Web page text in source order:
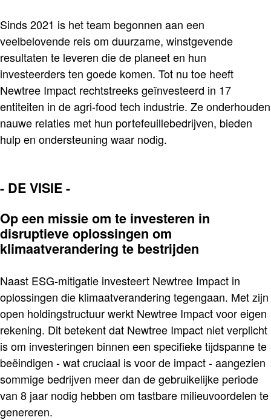
Sinds 2021 is het team begonnen aan een
veelbelovende reis om duurzame, winstgevende
resultaten te leveren die de planeet en hun
investeerders ten goede komen. Tot nu toe heeft
Newtree Impact rechtstreeks geïnvesteerd in 17
entiteiten in de agri-food tech industrie. Ze onderhouden
nauwe relaties met hun portefeuillebedrijven, bieden
hulp en ondersteuning waar nodig.
- DE VISIE -
Op een missie om te investeren in
disruptieve oplossingen om
klimaatverandering te bestrijden
Naast ESG-mitigatie investeert Newtree Impact in
oplossingen die klimaatverandering tegengaan. Met zijn
open holdingstructuur werkt Newtree Impact voor eigen
rekening. Dit betekent dat Newtree Impact niet verplicht
is om investeringen binnen een specifieke tijdspanne te
beëindigen - wat cruciaal is voor de impact - aangezien
sommige bedrijven meer dan de gebruikelijke periode
van 8 jaar nodig hebben om tastbare milieuvoordelen te
genereren.